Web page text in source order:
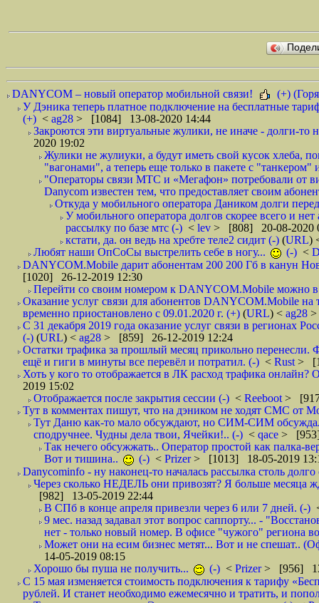
DANYCOM – новый оператор мобильной связи!
(+)
У Дэника теперь платное подключение на бесплатные
(+) < ag28 > [1084] 13-08-2020 14:44
Закроются эти виртуальные жулики, не иначе - долги-то
2020 19:02
Жулики не жулиуки, а будут иметь свой кусок хлеба,
"вагонами", а теперь еще только в пакете с
"Операторы связи МТС и «Мегафон» потребовали от
Danycom известен тем, что предоставляет своим
Откуда у мобильного оператора Даником долги
У мобильного оператора долгов скорее всего и
рассылку по базе мтс (-) < lev > [808] 20-08-2020
кстати, да. он ведь на хребте теле2 сидит (-) (URL)
Любят наши ОпСоСы выстрелить себе в ногу...
(-) <
DANYCOM.Mobile дарит абонентам 200 200 Гб в канун
[1020] 26-12-2019 12:30
Перейти со своим номером к DANYCOM.Mobile можно в
Оказание услуг связи для абонентов DANYCOM.Mobile
временно приостановлено с 09.01.2020 г. (+) (URL) < ag28 >
С 31 декабря 2019 года оказание услуг связи в регионах
(-) (URL) < ag28 > [859] 26-12-2019 12:24
Остатки трафика за прошлый месяц прикольно
ещё и гиги в минуты все перевёл и потратил. (-) < Rust >
Хоть у кого то отображается в ЛК расход трафика
2019 15:02
Отображается после закрытия сессии (-) < Reeboot >
Тут в комментах пишут, что на дэником не ходят СМС от
Тут Даню как-то мало обсуждают, но СИМ-СИМ
сподручнее. Чудны дела твои, Ячейки!.. (-) < qace > [953]
Так нечего обсужжать.. Оператор простой как палка-
Вот и тишина..
(-) < Prizer> [1013] 18-05-2019
Danycominfo - ну наконец-то началась рассылка столь
Через сколько НЕДЕЛЬ они привозят? Я больше месяца
[982] 13-05-2019 22:44
В СПб в конце апреля привезли через 6 или 7 дней. (-)
9 мес. назад задавал этот вопрос саппорту... -
нет - только новый номер. В офисе "чужого" региона
Может они на есим бизнес метят... Вот и не спешат..
14-05-2019 08:15
Хорошо бы пуша не получить...
(-) < Prizer> [956]
С 15 мая изменяется стоимость подключения к тарифу
рублей. И станет необходимо ежемесячно и тратить, и